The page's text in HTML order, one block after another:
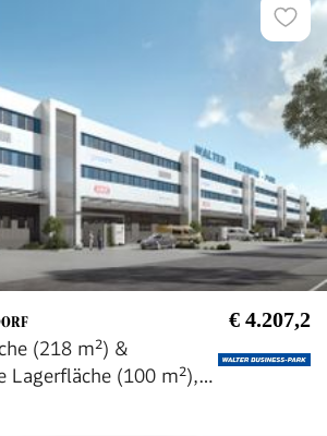
€ 4.207,2
(218 m²) &
(100 m²),
BUSINESS-PARK